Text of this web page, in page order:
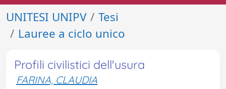
UNITESI UNIPV
Tesi
Lauree a ciclo unico
Profili civilistici dell'usura
FARINA, CLAUDIA